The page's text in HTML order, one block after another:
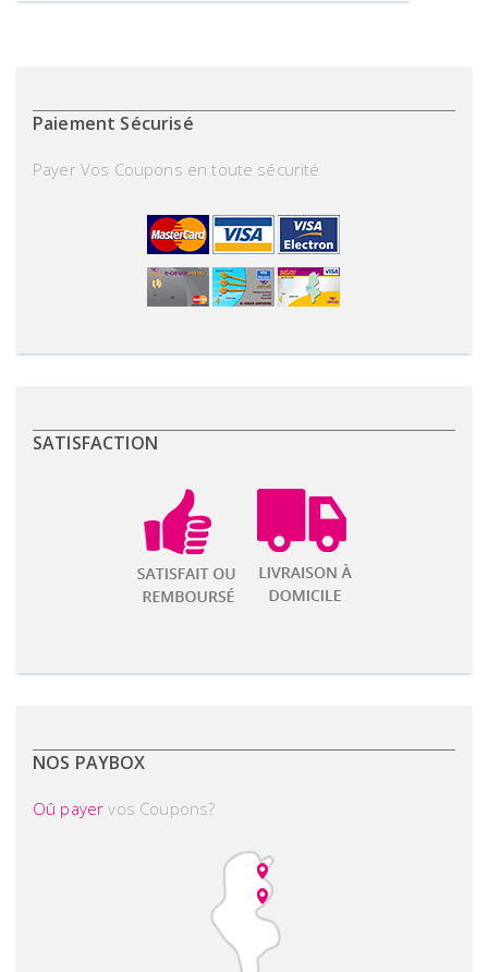
Paiement Sécurisé
Payer Vos Coupons en toute sécurité
SATISFACTION
NOS PAYBOX
Oû payervos Coupons?